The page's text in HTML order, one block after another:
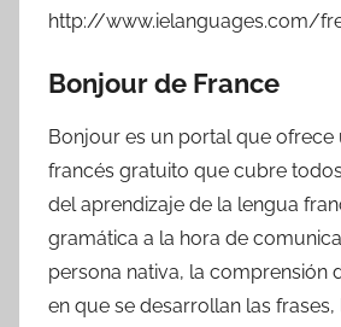
http://www.ielanguages.com/
Bonjour de France
Bonjour es un portal que ofrece
francés gratuito que cubre
del aprendizaje de la lengua
gramática a la hora de
persona nativa, la comprensión
en que se desarrollan las